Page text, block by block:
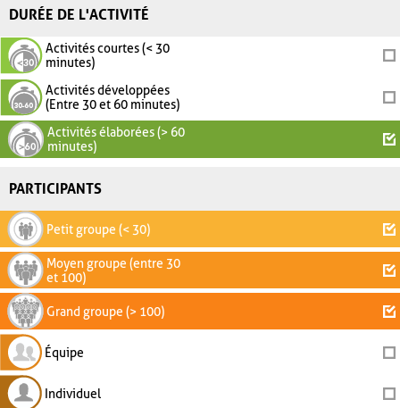
DURÉE DE L'ACTIVITÉ
Activités courtes (< 30
minutes)
Activités développées
(Entre 30 et 60 minutes)
Activités élaborées (> 60
minutes)
PARTICIPANTS
Petit groupe (< 30)
Moyen groupe (entre 30
et 100)
Grand groupe (> 100)
Équipe
Individuel